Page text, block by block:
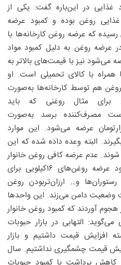
غذایی در این‌باره گفت: یکی از
روغن بوده و کمبود عرضه
که عرضه روغن کارخانه‌ها با
عرضه روغن به دلیل کمبود مواد
می‌شود نیز با قیمت‌های بالاتر به
با کالای تحمیلی است. او
هم توسط کارخانه‌ها به‌صورت
مثال روغنی که باید
به‌دست مصرف‌کننده برسد به‌صورت
۲‌میلیون‌و۵۰۰‌هزارتومان عرضه می‌شود. این موارد
البته وعده داده شده که این
عدم عرضه کافی روغن خانوار
اخیرا ایجاد شده است. کمبود عرضه روغن‌های ۱۶کیلویی برای
و… ارزان‌تربودن روغن
وضعیت دامن می‌زند. این واحدها
هجوم آوردند که کمبود روغن خانوار
التهابی در بازار حبوبات
افزایش قیمت داشتیم و بازار
قیمت چشمگیری نداشتیم. سال